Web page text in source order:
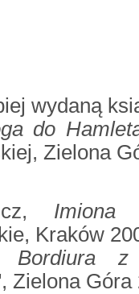
wydaną
do
Zielona
Imiona
Kraków
Bordiura z
Zielona Góra